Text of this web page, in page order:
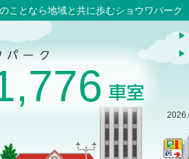
ことなら地域と共に歩むショウワパーク